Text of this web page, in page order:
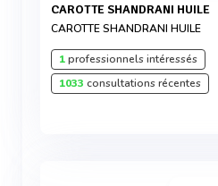
CAROTTE SHANDRANI HUILE
CAROTTE SHANDRANI HUILE
1professionnels intéressés
1033 consultations récentes